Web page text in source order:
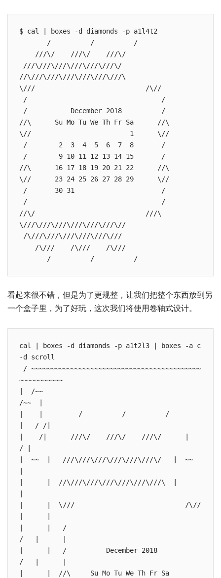
$ cal | boxes -d diamonds -p a1l4t2
//\///\///\///\///\///\///\
\///                            /\//
//\      Su Mo Tu We Th Fr Sa      //\
\//                         1      \//
//\      16 17 18 19 20 21 22      //\
\//      23 24 25 26 27 28 29      \//
//\/                            ///\
\///\///\///\///\///\///\//
       /          /          /
看起来很不错，但是为了更规整，让我们把整个东西放到另
一个盒子里，为了好玩，这次我们将使用卷轴式设计。
cal | boxes -d diamonds -p a1t2l3 | boxes -a c
-d scroll
~~~~~~~~~~~
|  /~~
/~~  |
|    |         /          /          /
|   / /|
|    /|      ///\/    ///\/    ///\/      |
/ |
|  ~~  |   ///\///\///\///\///\///\/   |  ~~
|      |  //\///\///\///\///\///\///\  |
|      |  \///                            /\//
|      |   /
/   |      |
|      |   /          December 2018
/   |      |
|      |  //\     Su Mo Tu We Th Fr Sa